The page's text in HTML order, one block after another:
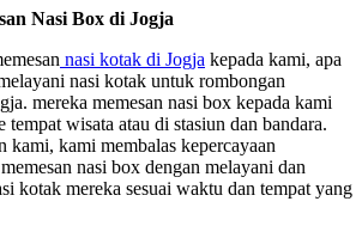
Nasi Box di Jogja
nasi kotak di Jogja kepada kami, apa
nasi kotak untuk rombongan
mereka memesan nasi box kepada kami
tempat wisata atau di stasiun dan bandara.
kami, kami membalas kepercayaan
nasi box dengan melayani dan
kotak mereka sesuai waktu dan tempat yang